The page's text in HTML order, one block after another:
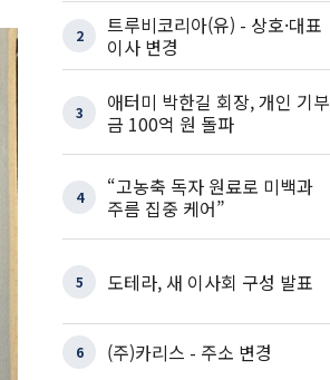
2
트루비코리아(유) - 상호·대표
이사 변경
3
애터미 박한길 회장, 개인 기부
금 100억 원 돌파
4
“고농축 독자 원료로 미백과
주름 집중 케어”
5 도테라, 새 이사회 구성 발표
6 (주)카리스 - 주소 변경